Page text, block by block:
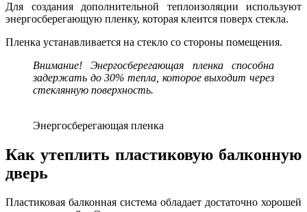
Для создания дополнительной теплоизоляции используют
энергосберегающую пленку, которая клеится поверх стекла.
Пленка устанавливается на стекло со стороны помещения.
Внимание! Энергосберегающая пленка способна
задержать до 30% тепла, которое выходит через
стеклянную поверхность.
Энергосберегающая пленка
Как утеплить пластиковую балконную
дверь
Пластиковая балконная система обладает достаточно хорошей